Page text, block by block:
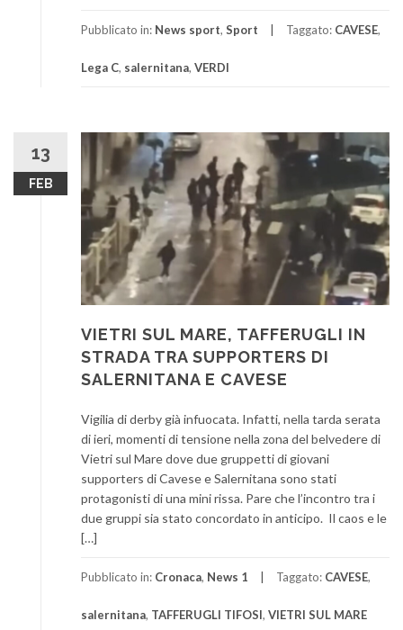
Pubblicato in: News sport, Sport Taggato: CAVESE,
Lega C, salernitana, VERDI
13
FEB
VIETRI SUL MARE, TAFFERUGLI IN
STRADA TRA SUPPORTERS DI
SALERNITANA E CAVESE
Vigilia di derby già infuocata. Infatti, nella tarda serata
di ieri, momenti di tensione nella zona del belvedere di
Vietri sul Mare dove due gruppetti di giovani
supporters di Cavese e Salernitana sono stati
protagonisti di una mini rissa. Pare che l’incontro tra i
due gruppi sia stato concordato in anticipo. Il caos e le
[…]
Pubblicato in: Cronaca, News 1 Taggato: CAVESE,
salernitana, TAFFERUGLI TIFOSI, VIETRI SUL MARE